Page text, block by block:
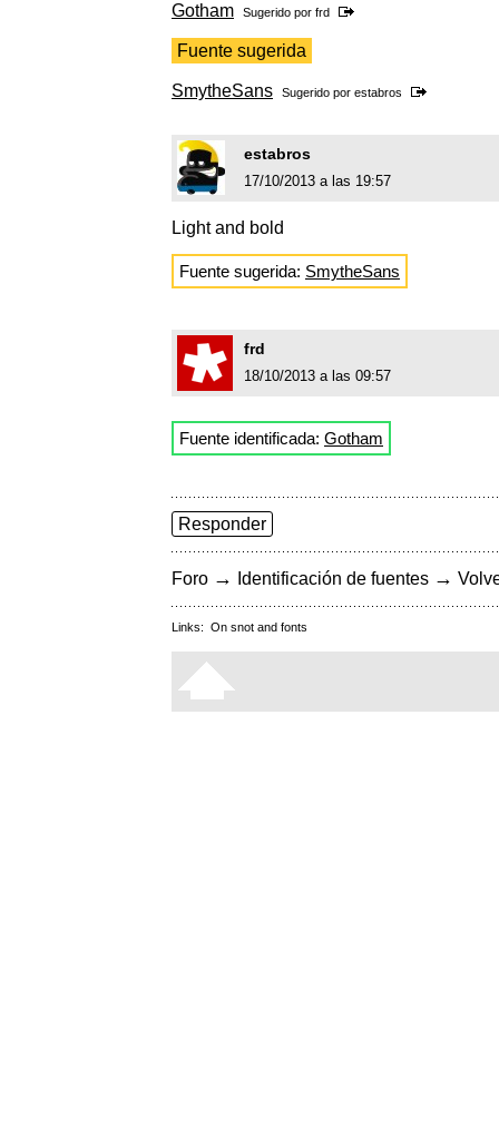
Gotham Sugerido por frd
Fuente sugerida
SmytheSans Sugerido por estabros
estabros
17/10/2013 a las 19:57
Light and bold
Fuente sugerida: SmytheSans
frd
18/10/2013 a las 09:57
Fuente identificada: Gotham
Responder
Foro → Identificación de fuentes →
Links: On snot and fonts